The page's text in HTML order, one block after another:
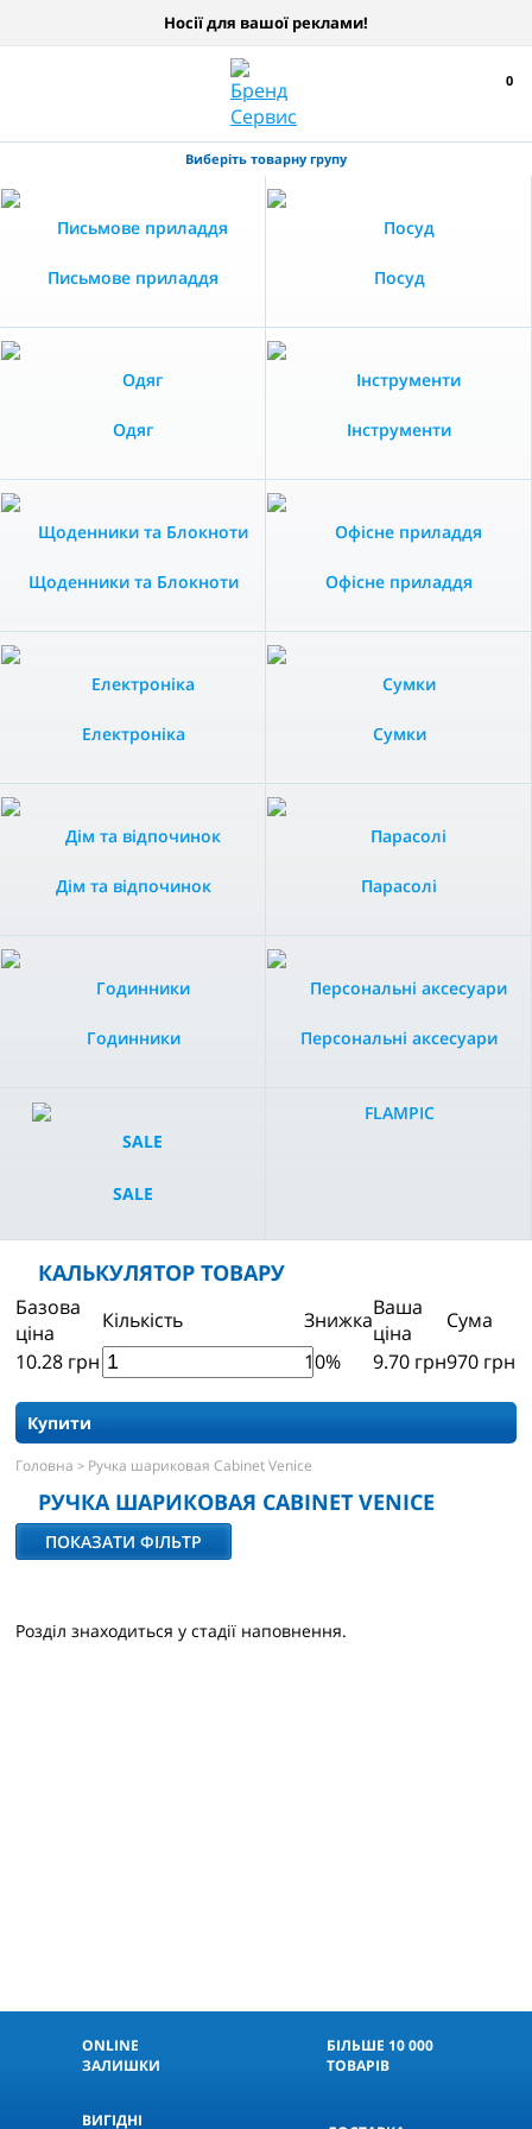
Носії для вашої реклами!
0
Виберіть товарну групу
Письмове приладдя Посуд
Одяг Інструменти
Щоденники та Блокноти Офісне приладдя
Електроніка Сумки
Дім та відпочинок Парасолі
Годинники Персональні аксесуари
SALE
FLAMPIC
КАЛЬКУЛЯТОР ТОВАРУ
Базова
ціна
Кількість ЗнижкаВаша
ціна
Сума
10.28 грн 10% 9.70 грн970 грн
Купити
Головна > Ручка шариковая Cabinet Venice
РУЧКА ШАРИКОВАЯ CABINET VENICE
ПОКАЗАТИ ФІЛЬТР
Розділ знаходиться у стадії наповнення.
ONLINE
ЗАЛИШКИ
БІЛЬШЕ 10 000
ТОВАРІВ
ВИГІДНІ